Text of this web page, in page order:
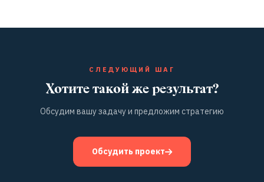
СЛЕДУЮЩИЙ ШАГ
Хотите такой же результат?
Обсудим вашу задачу и предложим стратегию
Обсудить проект